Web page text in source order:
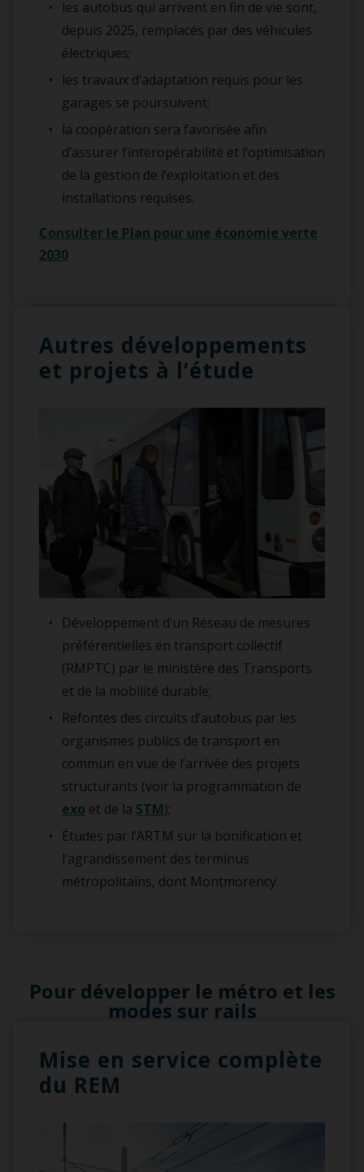
les autobus qui arrivent en fin de vie sont,
depuis 2025, remplacés par des véhicules
électriques;
les travaux d’adaptation requis pour les
garages se poursuivent;
la coopération sera favorisée afin
d’assurer l’interopérabilité et l’optimisation
de la gestion de l’exploitation et des
installations requises.
Consulter le Plan pour une économie verte
2030
Autres développements
et projets à l’étude
Développement d’un Réseau de mesures
préférentielles en transport collectif
(RMPTC) par le ministère des Transports
et de la mobilité durable;
Refontes des circuits d’autobus par les
organismes publics de transport en
commun en vue de l’arrivée des projets
structurants (voir la programmation de
exo et de la STM);
Études par l’ARTM sur la bonification et
l’agrandissement des terminus
métropolitains, dont Montmorency.
Pour développer le métro et les
modes sur rails
Mise en service complète
du REM